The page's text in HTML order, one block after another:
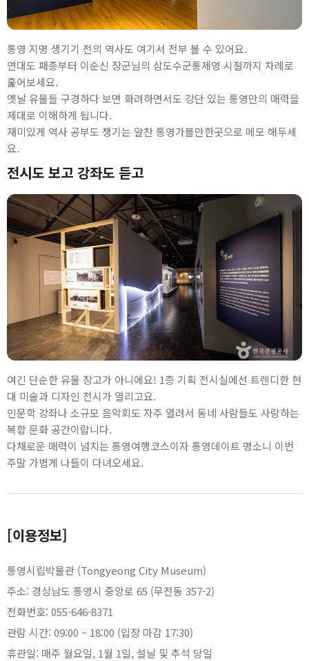
통영 지명 생기기 전의 역사도 여기서 전부 볼 수 있어요.
연대도 패총부터 이순신 장군님의 삼도수군통제영 시절까지 차례로
훑어보세요.
옛날 유물들 구경하다 보면 화려하면서도 강단 있는 통영만의 매력을
제대로 이해하게 됩니다.
재미있게 역사 공부도 챙기는 알찬 통영가볼만한곳으로 메모 해두세
요.
전시도 보고 강좌도 듣고
여긴 단순한 유물 창고가 아니에요! 1층 기획 전시실에선 트렌디한 현
대 미술과 디자인 전시가 열리고요.
인문학 강좌나 소규모 음악회도 자주 열려서 동네 사람들도 사랑하는
복합 문화 공간이랍니다.
다채로운 매력이 넘치는 통영여행코스이자 통영데이트 명소니 이번
주말 가볍게 나들이 다녀오세요.
[이용정보]
통영시립박물관 (Tongyeong City Museum)
주소: 경상남도 통영시 중앙로 65 (무전동 357-2)
전화번호: 055-646-8371
관람 시간: 09:00 ~ 18:00 (입장 마감 17:30)
휴관일: 매주 월요일, 1월 1일, 설날 및 추석 당일